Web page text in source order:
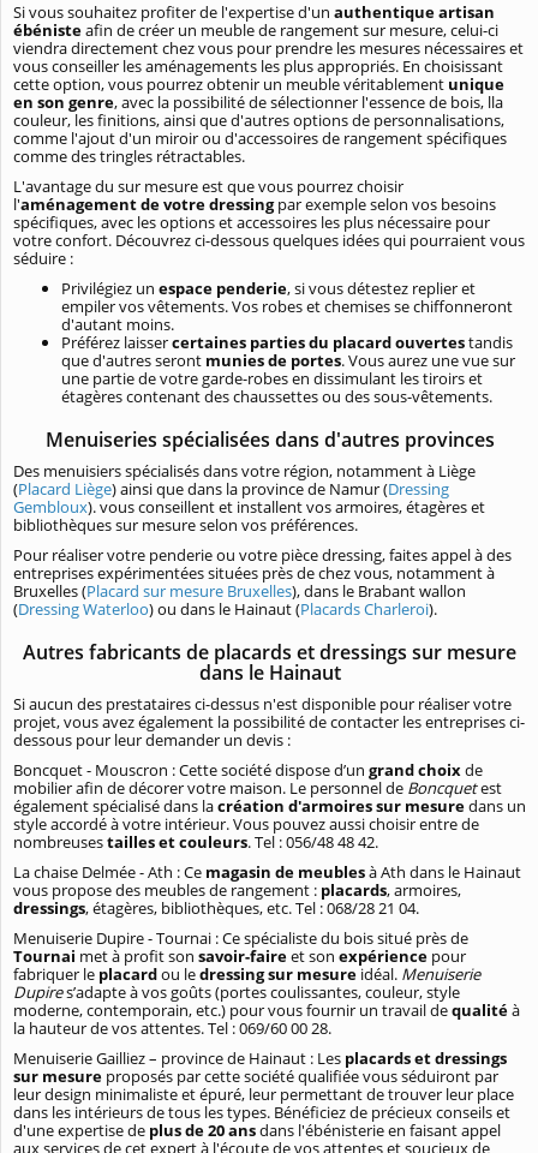
Si vous souhaitez profiter de l'expertise d'un authentique artisan
ébénisteafin de créer un meuble de rangement sur mesure, celui-ci
viendra directement chez vous pour prendre les mesures nécessaires et
vous conseiller les aménagements les plus appropriés. En choisissant
cette option, vous pourrez obtenir un meuble véritablement unique
en son genre, avec la possibilité de sélectionner l'essence de bois, lla
couleur, les finitions, ainsi que d'autres options de personnalisations,
comme l'ajout d'un miroir ou d'accessoires de rangement spécifiques
comme des tringles rétractables.
L'avantage du sur mesure est que vous pourrez choisir
l'aménagement de votre dressingpar exemple selon vos besoins
spécifiques, avec les options et accessoires les plus nécessaire pour
votre confort. Découvrez ci-dessous quelques idées qui pourraient vous
séduire :
Privilégiez un espace penderie, si vous détestez replier et
empiler vos vêtements. Vos robes et chemises se chiffonneront
d'autant moins.
Préférez laissercertaines parties du placard ouvertestandis
que d'autres seront munies de portes. Vous aurez une vue sur
une partie de votre garde-robes en dissimulant les tiroirs et
étagères contenant des chaussettes ou des sous-vêtements.
Menuiseries spécialisées dans d'autres provinces
Des menuisiers spécialisés dans votre région, notamment à Liège
(Placard Liège) ainsi que dans la province de Namur (Dressing
Gembloux). vous conseillent et installent vos armoires, étagères et
bibliothèques sur mesure selon vos préférences.
Pour réaliser votre penderie ou votre pièce dressing, faites appel à des
entreprises expérimentées situées près de chez vous, notamment à
Bruxelles (Placard sur mesure Bruxelles), dans le Brabant wallon
(Dressing Waterloo) ou dans le Hainaut (Placards Charleroi).
Autres fabricants de placards et dressings sur mesure
dans le Hainaut
Si aucun des prestataires ci-dessus n'est disponible pour réaliser votre
projet, vous avez également la possibilité de contacter les entreprises ci-
dessous pour leur demander un devis :
Boncquet - Mouscron : Cette société dispose d’un grand choixde
mobilier afin de décorer votre maison. Le personnel de Boncquetest
également spécialisé dans lacréation d'armoires sur mesuredans un
style accordé à votre intérieur. Vous pouvez aussi choisir entre de
nombreusestailles et couleurs. Tel : 056/48 48 42.
La chaise Delmée - Ath : Ce magasin de meublesà Ath dans le Hainaut
vous propose des meubles de rangement : placards, armoires,
dressings, étagères, bibliothèques, etc. Tel : 068/28 21 04.
Menuiserie Dupire - Tournai : Ce spécialiste du bois situé près de
Tournai met à profit son savoir-faireet son expérience pour
fabriquer le placardou ledressing sur mesure idéal. Menuiserie
Dupires’adapte à vos goûts (portes coulissantes, couleur, style
moderne, contemporain, etc.) pour vous fournir un travail dequalitéà
la hauteur de vos attentes. Tel : 069/60 00 28.
Menuiserie Gailliez – province de Hainaut : Les placards et dressings
sur mesure proposés par cette société qualifiée vous séduiront par
leur design minimaliste et épuré, leur permettant de trouver leur place
dans les intérieurs de tous les types. Bénéficiez de précieux conseils et
d'une expertise de plus de 20 ansdans l'ébénisterie en faisant appel
aux services de cet expert à l'écoute de vos attentes et soucieux de